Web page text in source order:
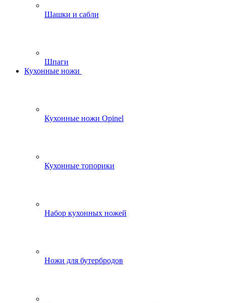
Шашки и сабли
Шпаги
Кухонные ножи
Кухонные ножи Opinel
Кухонные топорики
Набор кухонных ножей
Ножи для бутербродов